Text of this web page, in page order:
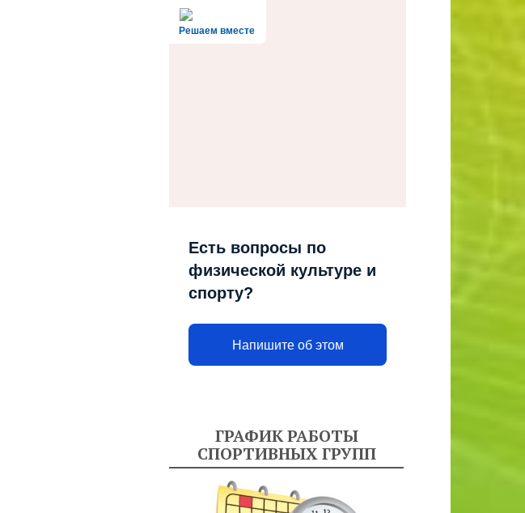
Решаем вместе
Есть вопросы по
физической культуре и
спорту?
Напишите об этом
ГРАФИК РАБОТЫ
СПОРТИВНЫХ ГРУПП